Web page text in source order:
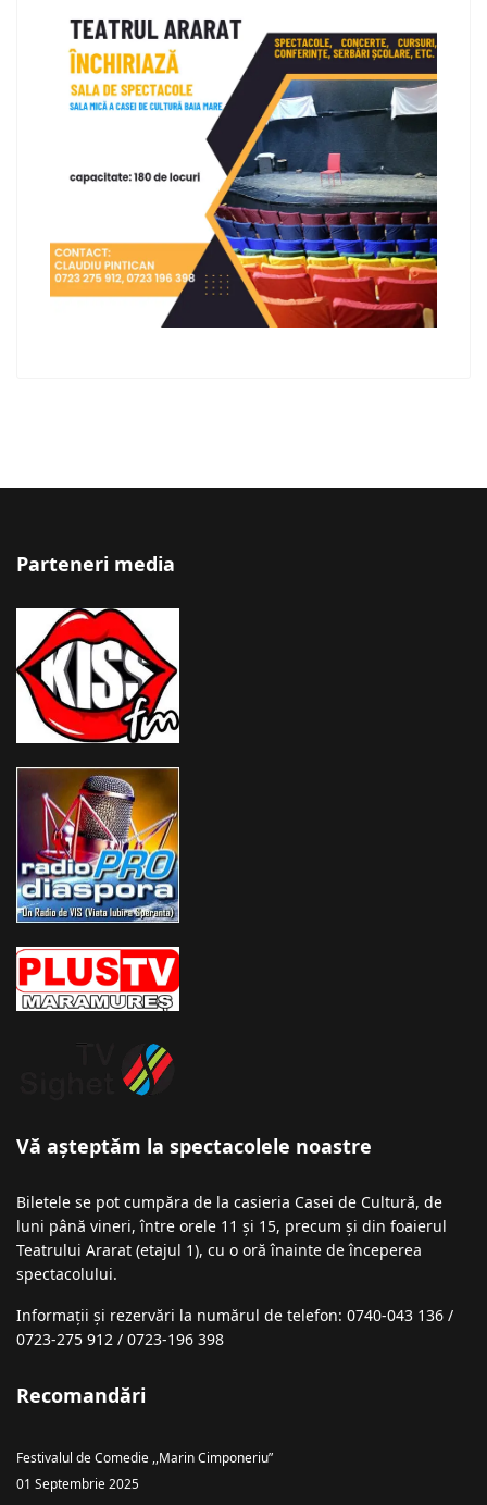
Parteneri media
Vă așteptăm la spectacolele noastre
Biletele se pot cumpăra de la casieria Casei de Cultură, de
luni până vineri, între orele 11 și 15, precum și din foaierul
Teatrului Ararat (etajul 1), cu o oră înainte de începerea
spectacolului.
Informații şi rezervări la numărul de telefon: 0740-043 136 /
0723-275 912 / 0723-196 398
Recomandări
Festivalul de Comedie ,,Marin Cimponeriu”
01 Septembrie 2025